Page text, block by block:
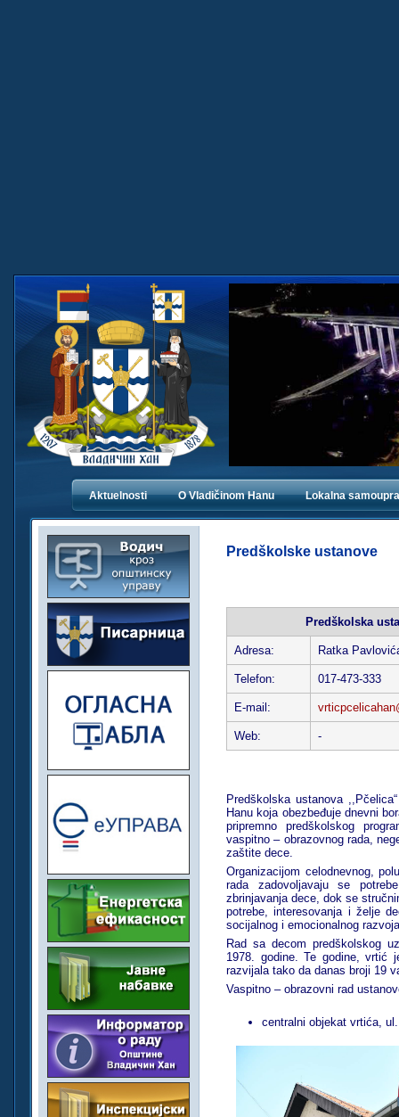
Aktuelnosti O Vladičinom Hanu Lokalna
Predškolske ustanove
Predškolska
Adresa: Ratka
Telefon: 017-473-333
E-mail:
Web: -
Predškolska ustanova
Hanu koja obezbeđuje dnevni
pripremno predškolskog
vaspitno – obrazovnog rada,
zaštite dece.
Organizacijom celodnevnog,
rada zadovoljavaju se
zbrinjavanja dece, dok se
potrebe, interesovanja i želje
socijalnog i emocionalnog
Rad sa decom predškolskog
1978. godine. Te godine, vrtić
razvijala tako da danas broji 19
Vaspitno – obrazovni rad
centralni objekat vrtića,